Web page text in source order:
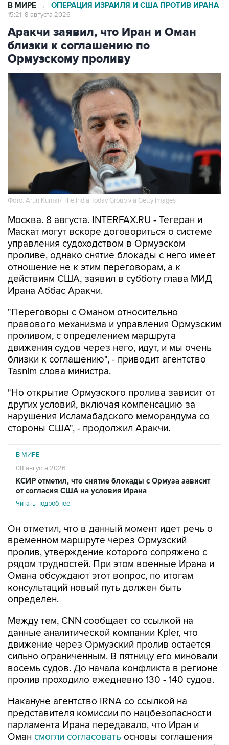
В МИРЕ → ОПЕРАЦИЯ ИЗРАИЛЯ И США ПРОТИВ ИРАНА
15:21, 8 августа 2026
Аракчи заявил, что Иран и Оман
близки к соглашению по
Ормузскому проливу
Фото: Arun Kumar/ The India Today Group via Getty Images
Москва. 8 августа. INTERFAX.RU - Тегеран и
Маскат могут вскоре договориться о системе
управления судоходством в Ормузском
проливе, однако снятие блокады с него имеет
отношение не к этим переговорам, а к
действиям США, заявил в субботу глава МИД
Ирана Аббас Аракчи.
"Переговоры с Оманом относительно
правового механизма и управления Ормузским
проливом, с определением маршрута
движения судов через него, идут, и мы очень
близки к соглашению", - приводит агентство
Tasnim слова министра.
"Но открытие Ормузского пролива зависит от
других условий, включая компенсацию за
нарушения Исламабадского меморандума со
стороны США", - продолжил Аракчи.
В МИРЕ
08 августа 2026
КСИР отметил, что снятие блокады с Ормуза зависит
от согласия США на условия Ирана
Читать подробнее
Он отметил, что в данный момент идет речь о
временном маршруте через Ормузский
пролив, утверждение которого сопряжено с
рядом трудностей. При этом военные Ирана и
Омана обсуждают этот вопрос, по итогам
консультаций новый путь должен быть
определен.
Между тем, CNN сообщает со ссылкой на
данные аналитической компании Kpler, что
движение через Ормузский пролив остается
сильно ограниченным. В пятницу его миновали
восемь судов. До начала конфликта в регионе
пролив проходило ежедневно 130 - 140 судов.
Накануне агентство IRNA со ссылкой на
представителя комиссии по нацбезопасности
парламента Ирана передавало, что Иран и
Оман смогли согласовать основы соглашения